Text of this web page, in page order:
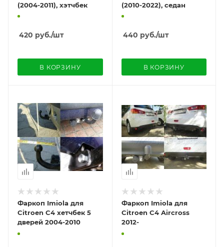
(2004-2011), хэтчбек
420 руб./шт
В КОРЗИНУ
(2010-2022), седан
440 руб./шт
В КОРЗИНУ
Фаркоп Imiola для
Citroen C4 хетчбек 5
дверей 2004-2010
Фаркоп Imiola для
Citroen C4 Aircross
2012-